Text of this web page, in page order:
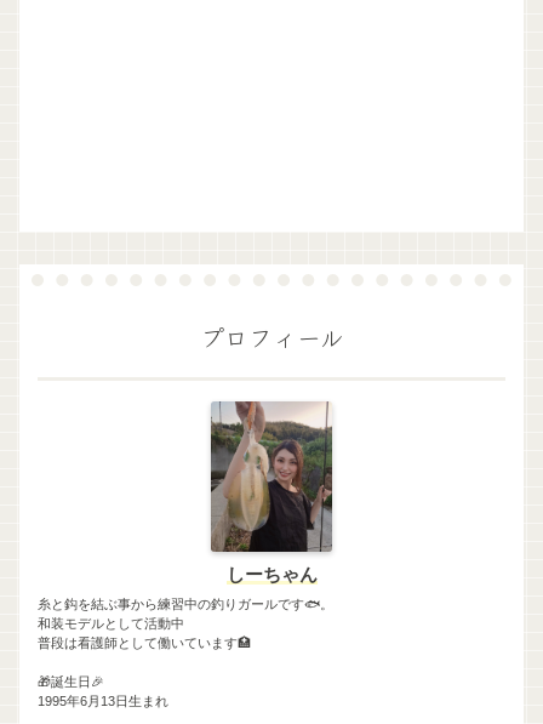
プロフィール
しーちゃん
糸と鈎を結ぶ事から練習中の釣りガールです🐟。‬
和装モデルとして活動中
普段は看護師として働いています🏥
🎁誕生日🎉
1995年6月13日生まれ